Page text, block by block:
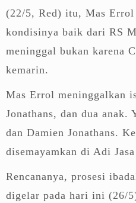
(22/5, Red) itu, Mas Errol
kondisinya baik dari RS
meninggal bukan karena
kemarin.
Mas Errol meninggalkan
Jonathans, dan dua anak.
dan Damien Jonathans.
disemayamkan di Adi
Rencananya, prosesi
digelar pada hari ini (26/